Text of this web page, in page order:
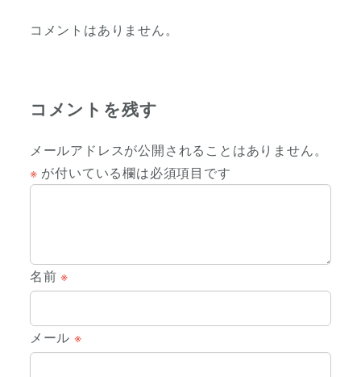
コメントはありません。
コメントを残す
メールアドレスが公開されることはありません。
※ が付いている欄は必須項目です
名前※
メール ※